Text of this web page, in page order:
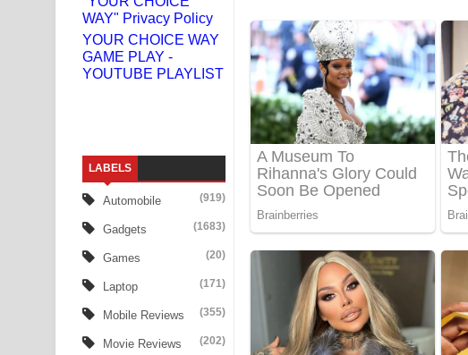
Benthara Palame Song Lyrics - බෙන්තර පාලමේ ගීතයේ පද පෙළ
Sanda Babalena Song Lyrics - සඳ බැබලෙන ගීතයේ පද පෙළ
Adare Wadi Nisa Song Lyrics - ආදරේ වැඩි නිසා ගීතයේ පද පෙළ
UNUHUMA Song Lyrics - උණුහුම ගීතයේ පද පෙළ
Katakara Song Lyrics - කටකාර ගීතයේ පද පෙළ
Tharu Yaye Dilena Song Lyrics - තරු යායේ දිලෙනා ගීතයේ පද පෙළ
Ow Man Sosa Song Lyrics - ඔව් මං සෝසා ගීතයේ පද පෙළ
Heavy Weight Song Lyrics
Aye Lanweela Song Lyrics - ආයේ ලංවීලා ගීතයේ පද පෙළ
WAY" Privacy Policy
YOUR CHOICE WAY
GAME PLAY -
YOUTUBE PLAYLIST
LABELS
Automobile (919)
Gadgets (1683)
Games (20)
Laptop (171)
Mobile Reviews (355)
Movie Reviews (202)